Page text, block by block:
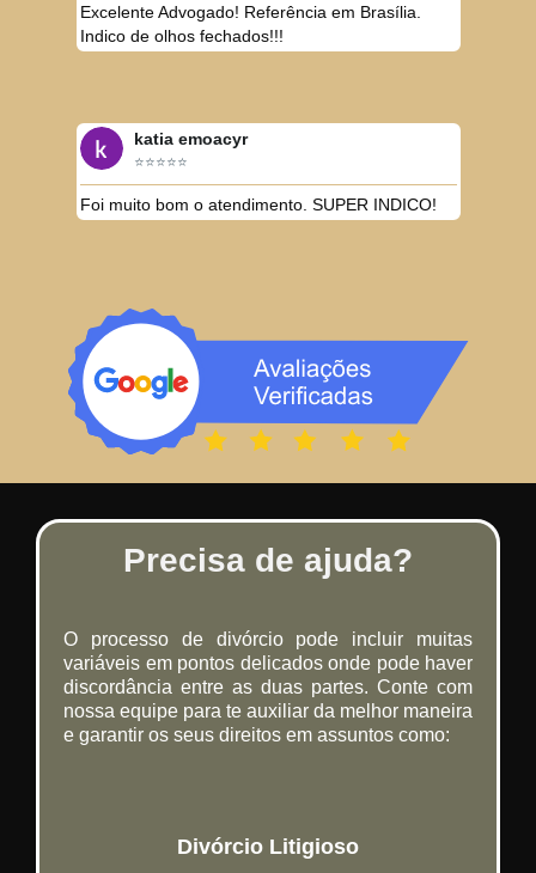
Excelente Advogado! Referência em Brasília.
Indico de olhos fechados!!!
katia emoacyr
⭐⭐⭐⭐⭐
Foi muito bom o atendimento. SUPER INDICO!
Precisa de ajuda?
O processo de divórcio pode incluir muitas
variáveis em pontos delicados onde pode haver
discordância entre as duas partes. Conte com
nossa equipe para te auxiliar da melhor maneira
e garantir os seus direitos em assuntos como:
Divórcio Litigioso